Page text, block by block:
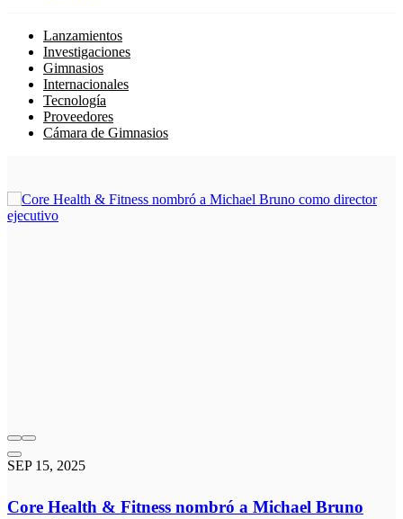
Lanzamientos
Investigaciones
Gimnasios
Internacionales
Tecnología
Proveedores
Cámara de Gimnasios
SEP 15, 2025
Core Health & Fitness nombró a Michael Bruno